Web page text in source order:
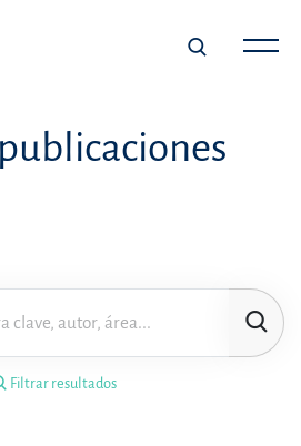
Filtrar resultados
×